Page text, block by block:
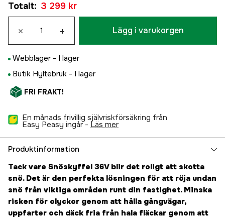
Totalt: 3 299 kr
× + Lägg i varukorgen
Webblager - I lager
Butik Hyltebruk - I lager
FRI FRAKT!
En månads frivillig självriskförsäkring från
Easy Peasy ingår - läs mer
Produktinformation
Tack vare Snöskyffel 36V blir det roligt att skotta
snö. Det är den perfekta lösningen för att röja undan
snö från viktiga områden runt din fastighet. Minska
risken för olyckor genom att hålla gångvägar,
uppfarter och däck fria från hala fläckar genom att